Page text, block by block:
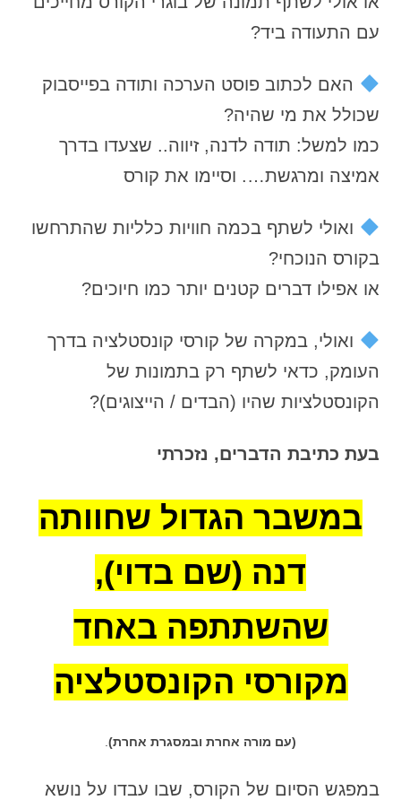
עם התעודה ביד?
האם לכתוב פוסט הערכה ותודה בפייסבוק
שכולל את מי שהיה?
כמו למשל: תודה לדנה, זיווה.. שצעדו בדרך
אמיצה ומרגשת…. וסיימו את קורס
ואולי לשתף בכמה חוויות כלליות שהתרחשו
בקורס הנוכחי?
או אפילו דברים קטנים יותר כמו חיוכים?
ואולי, במקרה של קורסי קונסטלציה בדרך
העומק, כדאי לשתף רק בתמונות של
הקונסטלציות שהיו (הבדים / הייצוגים)?
בעת כתיבת הדברים, נזכרתי
במשבר הגדול שחוותה
דנה (שם בדוי),
שהשתתפה באחד
מקורסי הקונסטלציה
(עם מורה אחרת ובמסגרת אחרת)
במפגש הסיום של הקורס, שבו עבדו על נושא